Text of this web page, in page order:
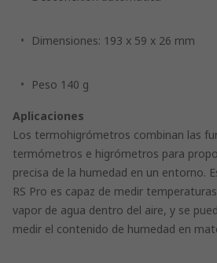
Dimensiones: 193 x 59 x 26 mm
Peso 140 g
Aplicaciones
Los termohigrómetros combinan las
termómetros e higrómetros para
precisa de la humedad en un entorno.
RS Pro es capaz de medir
vapor de agua dentro del aire, y se
medir el contenido de humedad en